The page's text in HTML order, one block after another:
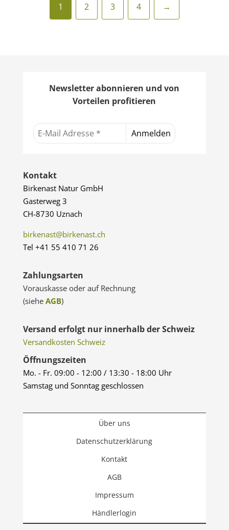
1 2 3 4 →
Newsletter abonnieren und von
Vorteilen profitieren
Kontakt
Birkenast Natur GmbH
Gasterweg 3
CH-8730 Uznach
birkenast@birkenast.ch
Tel +41 55 410 71 26
Zahlungsarten
Vorauskasse oder auf Rechnung
(siehe AGB)
Versand erfolgt nur innerhalb der Schweiz
Versandkosten Schweiz
Öffnungszeiten
Mo. - Fr. 09:00 - 12:00 / 13:30 - 18:00 Uhr
Samstag und Sonntag geschlossen
Über uns
Datenschutzerklärung
Kontakt
AGB
Impressum
Händlerlogin